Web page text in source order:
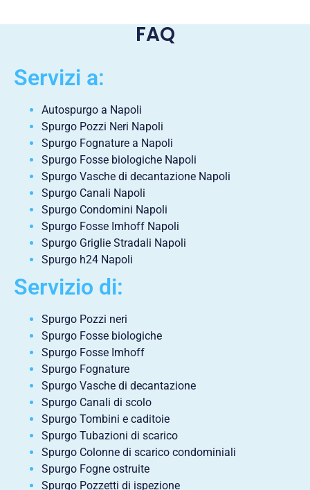
FAQ
Servizi a:
Autospurgo a Napoli
Spurgo Pozzi Neri Napoli
Spurgo Fognature a Napoli
Spurgo Fosse biologiche Napoli
Spurgo Vasche di decantazione Napoli
Spurgo Canali Napoli
Spurgo Condomini Napoli
Spurgo Fosse Imhoff Napoli
Spurgo Griglie Stradali Napoli
Spurgo h24 Napoli
Servizio di:
Spurgo Pozzi neri
Spurgo Fosse biologiche
Spurgo Fosse Imhoff
Spurgo Fognature
Spurgo Vasche di decantazione
Spurgo Canali di scolo
Spurgo Tombini e caditoie
Spurgo Tubazioni di scarico
Spurgo Colonne di scarico condominiali
Spurgo Fogne ostruite
Spurgo Pozzetti di ispezione